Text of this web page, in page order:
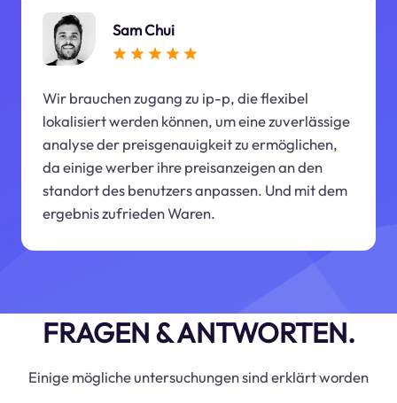
Sam Chui
Wir brauchen zugang zu ip-p, die flexibel
lokalisiert werden können, um eine zuverlässige
analyse der preisgenauigkeit zu ermöglichen,
da einige werber ihre preisanzeigen an den
standort des benutzers anpassen. Und mit dem
ergebnis zufrieden Waren.
FRAGEN & ANTWORTEN.
Einige mögliche untersuchungen sind erklärt worden